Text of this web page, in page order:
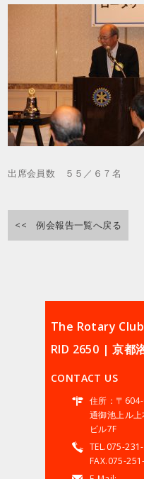
出席会員数 ５５／６７名
<< 例会報告一覧へ戻る
The Rotary
RID 2650 | 京都
CONTACT US
住所：〒
通御池上ル
ビル7F
TEL.075-
FAX.075-